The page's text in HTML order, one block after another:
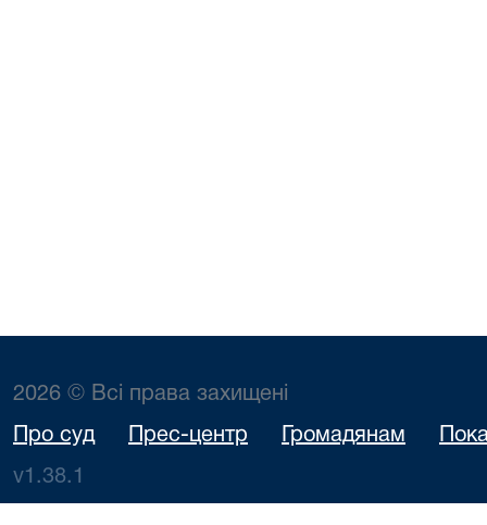
2026 © Всі права захищені
Про суд Прес-центр Громадянам
v1.38.1